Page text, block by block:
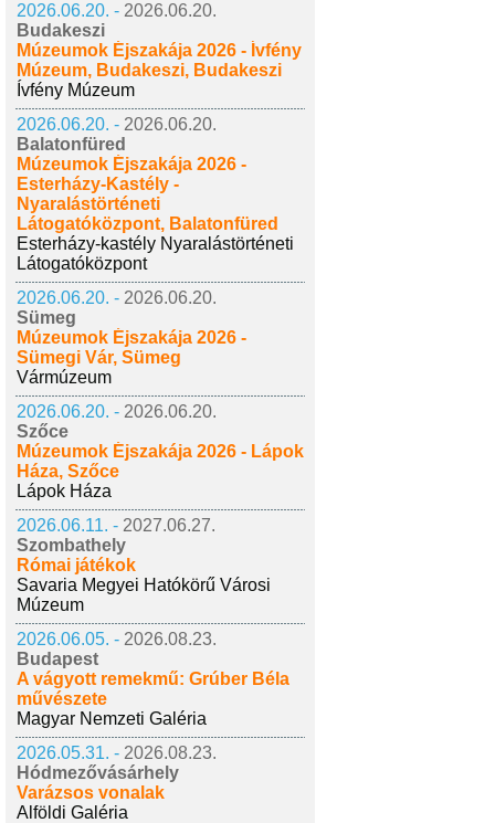
2026.06.20. - 2026.06.20.
Budakeszi
Múzeumok Éjszakája 2026 - Ívfény
Múzeum, Budakeszi, Budakeszi
Ívfény Múzeum
2026.06.20. - 2026.06.20.
Balatonfüred
Múzeumok Éjszakája 2026 -
Esterházy-Kastély -
Nyaralástörténeti
Látogatóközpont, Balatonfüred
Esterházy-kastély Nyaralástörténeti
Látogatóközpont
2026.06.20. - 2026.06.20.
Sümeg
Múzeumok Éjszakája 2026 -
Sümegi Vár, Sümeg
Vármúzeum
2026.06.20. - 2026.06.20.
Szőce
Múzeumok Éjszakája 2026 - Lápok
Háza, Szőce
Lápok Háza
2026.06.11. - 2027.06.27.
Szombathely
Római játékok
Savaria Megyei Hatókörű Városi
Múzeum
2026.06.05. - 2026.08.23.
Budapest
A vágyott remekmű: Grúber Béla
művészete
Magyar Nemzeti Galéria
2026.05.31. - 2026.08.23.
Hódmezővásárhely
Varázsos vonalak
Alföldi Galéria